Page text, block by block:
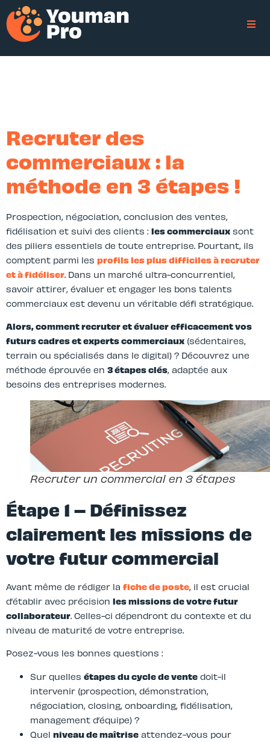
Recruter des
commerciaux : la
méthode en 3 étapes !
Prospection, négociation, conclusion des ventes,
fidélisation et suivi des clients : les commerciaux sont
des piliers essentiels de toute entreprise. Pourtant, ils
comptent parmi les profils les plus difficiles à recruter
et à fidéliser. Dans un marché ultra-concurrentiel,
savoir attirer, évaluer et engager les bons talents
commerciaux est devenu un véritable défi stratégique.
Alors, comment recruter et évaluer efficacement vos
futurs cadres et experts commerciaux (sédentaires,
terrain ou spécialisés dans le digital) ? Découvrez une
méthode éprouvée en 3 étapes clés, adaptée aux
besoins des entreprises modernes.
Recruter un commercial en 3 étapes
Étape 1 – Définissez
clairement les missions de
votre futur commercial
Avant même de rédiger la fiche de poste, il est crucial
d’établir avec précision les missions de votre futur
collaborateur. Celles-ci dépendront du contexte et du
niveau de maturité de votre entreprise.
Posez-vous les bonnes questions :
Sur quelles étapes du cycle de vente doit-il
intervenir (prospection, démonstration,
négociation, closing, onboarding, fidélisation,
management d’équipe) ?
Quel niveau de maîtrise attendez-vous pour